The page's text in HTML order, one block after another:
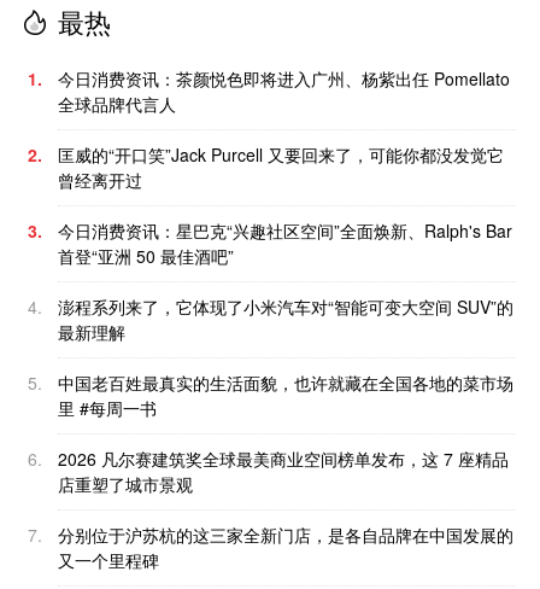
最热
1.
今日消费资讯：茶颜悦色即将进入广州、杨紫出任 Pomellato
全球品牌代言人
2.
匡威的“开口笑”Jack Purcell 又要回来了，可能你都没发觉它
曾经离开过
3.
今日消费资讯：星巴克“兴趣社区空间”全面焕新、Ralph's Bar
首登“亚洲 50 最佳酒吧”
4.
澎程系列来了，它体现了小米汽车对“智能可变大空间 SUV”的
最新理解
5.
中国老百姓最真实的生活面貌，也许就藏在全国各地的菜市场
里 #每周一书
6.
2026 凡尔赛建筑奖全球最美商业空间榜单发布，这 7 座精品
店重塑了城市景观
7.
分别位于沪苏杭的这三家全新门店，是各自品牌在中国发展的
又一个里程碑